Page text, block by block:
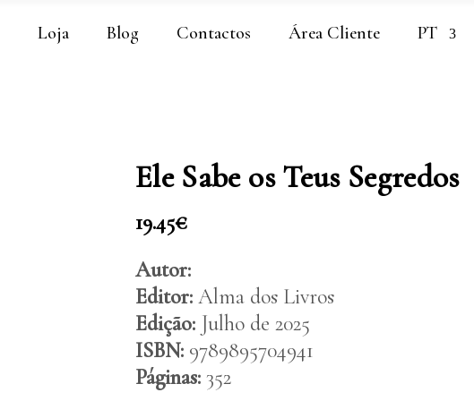
Loja Blog Contactos Área Cliente PT
Ele Sabe os Teus Segredos
19.45€
Autor:
Editor: Alma dos Livros
Edição: Julho de 2025
ISBN: 9789895704941
Páginas: 352